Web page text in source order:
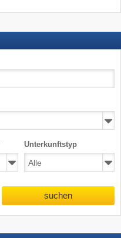
Unterkunftstyp
suchen